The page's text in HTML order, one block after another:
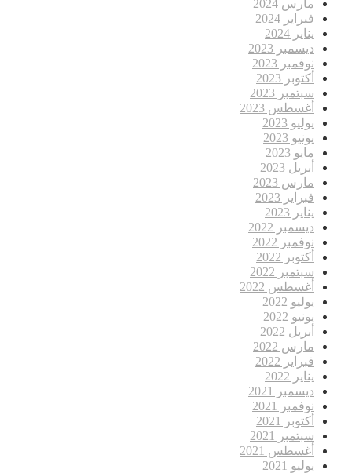
مارس 2024
فبراير 2024
يناير 2024
ديسمبر 2023
نوفمبر 2023
أكتوبر 2023
سبتمبر 2023
أغسطس 2023
يوليو 2023
يونيو 2023
مايو 2023
أبريل 2023
مارس 2023
فبراير 2023
يناير 2023
ديسمبر 2022
نوفمبر 2022
أكتوبر 2022
سبتمبر 2022
أغسطس 2022
يوليو 2022
يونيو 2022
أبريل 2022
مارس 2022
فبراير 2022
يناير 2022
ديسمبر 2021
نوفمبر 2021
أكتوبر 2021
سبتمبر 2021
أغسطس 2021
يوليو 2021